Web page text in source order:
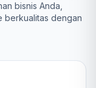
bisnis Anda,
berkualitas dengan